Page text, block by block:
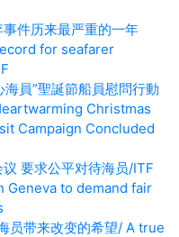
件历来最严重的一年
for seafarer
員”聖誕節船員慰問行動
Christmas
Campaign Concluded
要求公平对待海员/ITF
Geneva to demand fair
员带来改变的希望/ A true